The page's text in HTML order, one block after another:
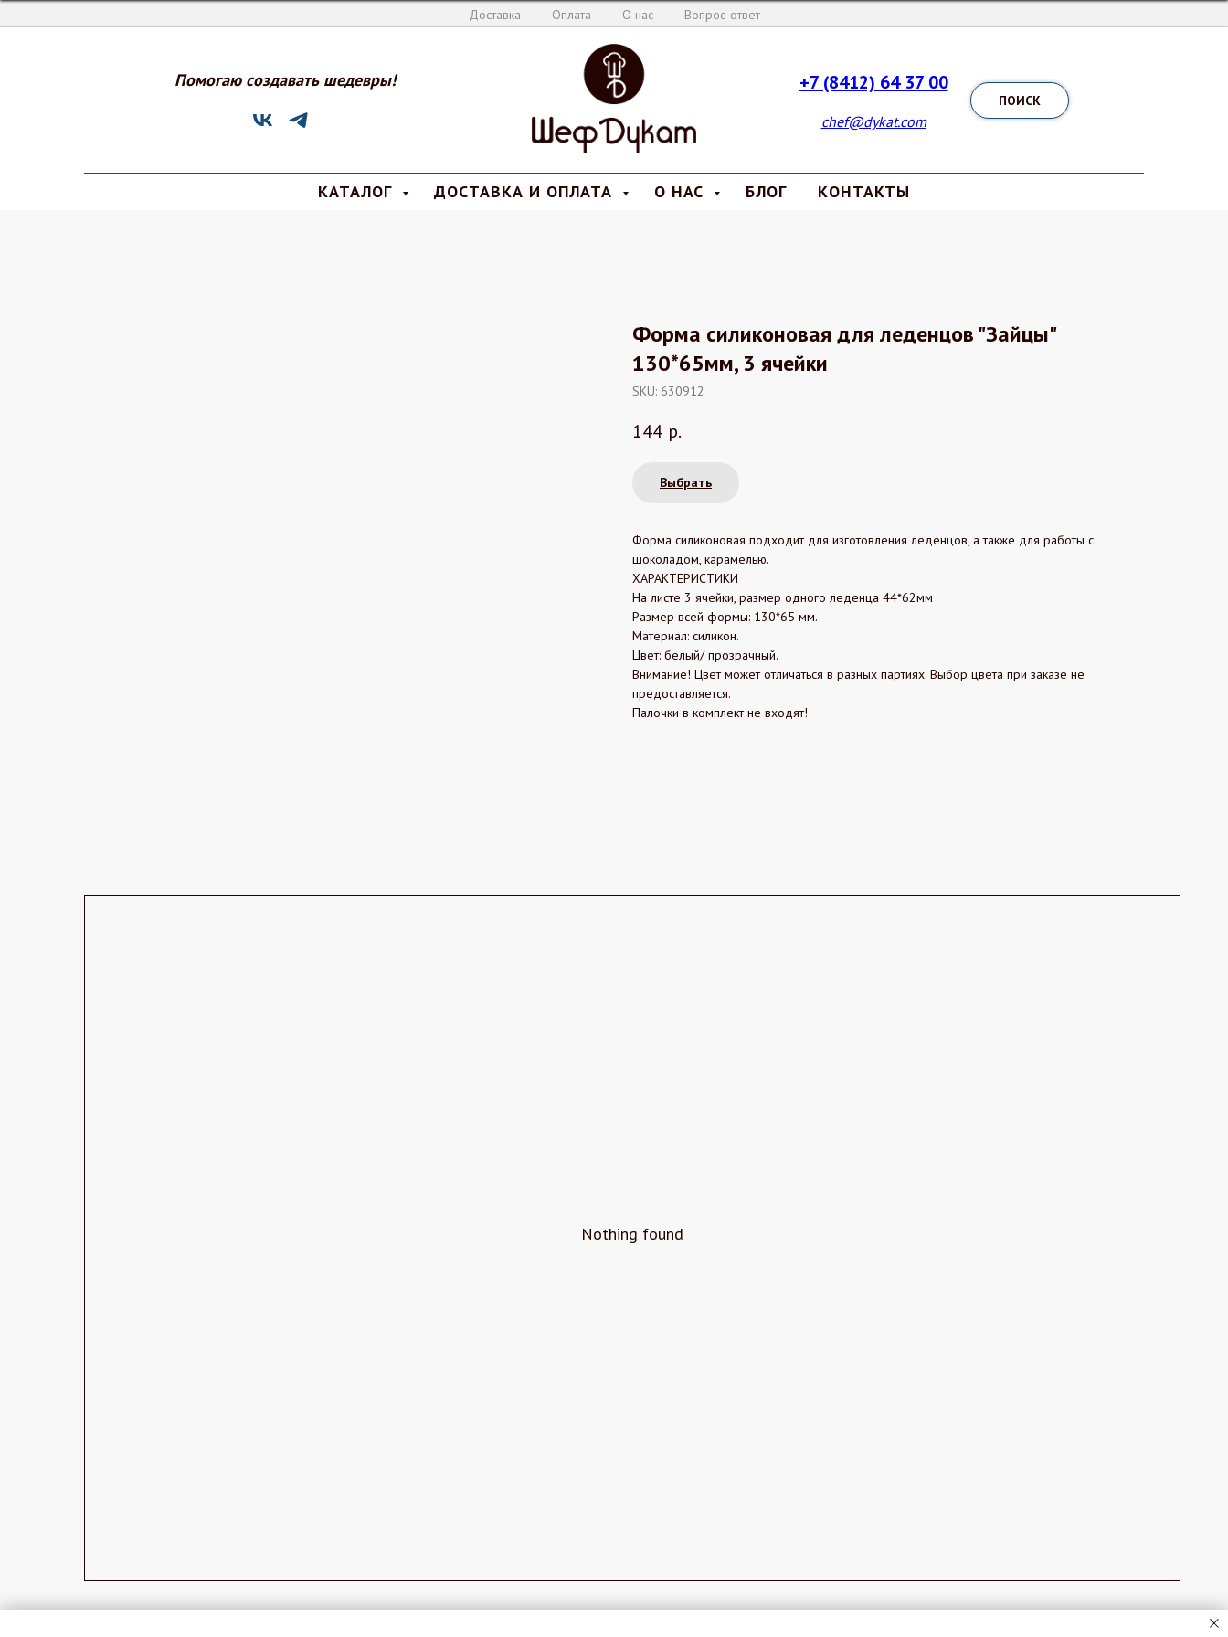
Доставка Оплата О нас Вопрос-ответ
Помогаю создавать шедевры! +7 (8412) 64 37 00
chef@dykat.com
ПОИСК
КАТАЛОГ ДОСТАВКА И ОПЛАТА О НАС БЛОГ КОНТАКТЫ
Форма силиконовая для леденцов "Зайцы"
130*65мм, 3 ячейки
SKU: 630912
144 р.
Выбрать
Форма силиконовая подходит для изготовления леденцов, а также для работы с
шоколадом, карамелью.
ХАРАКТЕРИСТИКИ
На листе 3 ячейки, размер одного леденца 44*62мм
Размер всей формы: 130*65 мм.
Материал: силикон.
Цвет: белый/ прозрачный.
Внимание! Цвет может отличаться в разных партиях. Выбор цвета при заказе не
предоставляется.
Палочки в комплект не входят!
Nothing found